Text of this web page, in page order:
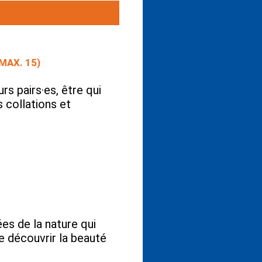
15)
pairs·es, être qui
collations et
de la nature qui
découvrir la beauté